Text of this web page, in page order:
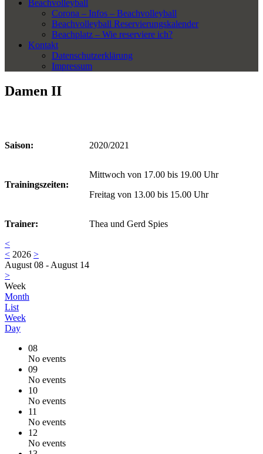
Beachvolleyball
Corona – Infos – Beachvolleyball
Beachvolleyball Reservierungskalender
Beachplatz – Wie reserviere ich?
Kontakt
Datenschutzerklärung
Impressum
Damen II
Saison: 2020/2021
Trainingszeiten:
Mittwoch von 17.00 bis 19.00 Uhr
Freitag von 13.00 bis 15.00 Uhr
Trainer:
Thea und Gerd Spies
<
< 2026 >
August 08 - August 14
>
Week
Month
List
Week
Day
08
No events
09
No events
10
No events
11
No events
12
No events